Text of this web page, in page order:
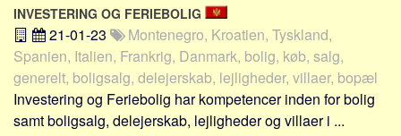
INVESTERING OG FERIEBOLIG
21-01-23
Montenegro, Kroatien, Tyskland,
Spanien, Italien, Frankrig, Danmark, bolig, køb, salg,
generelt, boligsalg, delejerskab, lejligheder, villaer, bopæl
Investering og Feriebolig har kompetencer inden for bolig
samt boligsalg, delejerskab, lejligheder og villaer i ...